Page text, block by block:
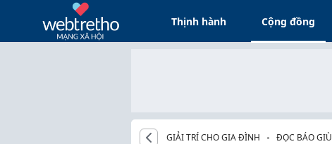
Thịnh hành Cộng đồng
GIẢI TRÍ CHO GIA ĐÌNH ĐỌC BÁO